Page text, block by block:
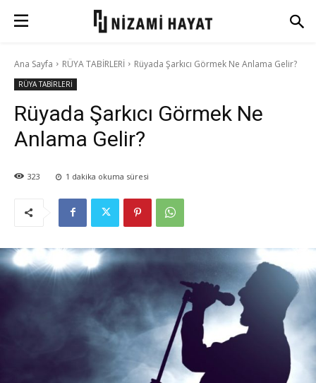
Ana Sayfa RÜYA TABİRLERİ Rüyada Şarkıcı Görmek Ne Anlama Gelir?
RÜYA TABİRLERİ
Rüyada Şarkıcı Görmek Ne
Anlama Gelir?
323 1 dakika okuma süresi